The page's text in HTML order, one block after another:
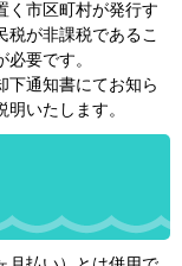
く市区町村が発行す
税が非課税であるこ
要です。
下通知書にてお知ら
いたします。